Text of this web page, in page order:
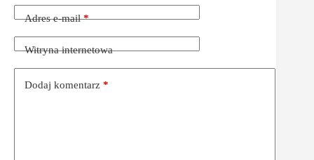
Adres e-mail*
Witryna internetowa
Dodaj komentarz *